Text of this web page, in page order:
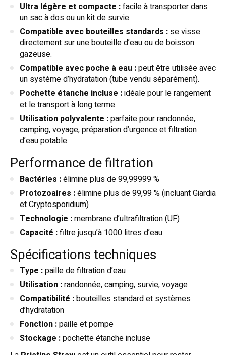
Ultra légère et compacte :facile à transporter dans
un sac à dos ou un kit de survie.
Compatible avec bouteilles standards : se visse
directement sur une bouteille d’eau ou de boisson
gazeuse.
Compatible avec poche à eau :peut être utilisée avec
un système d’hydratation (tube vendu séparément).
Pochette étanche incluse :idéale pour le rangement
et le transport à long terme.
Utilisation polyvalente :parfaite pour randonnée,
camping, voyage, préparation d’urgence et filtration
d’eau potable.
Performance de filtration
Bactéries :élimine plus de 99,99999 %
Protozoaires :élimine plus de 99,99 % (incluant Giardia
et Cryptosporidium)
Technologie :membrane d’ultrafiltration (UF)
Capacité :filtre jusqu’à 1000 litres d’eau
Spécifications techniques
Type :paille de filtration d’eau
Utilisation :randonnée, camping, survie, voyage
Compatibilité :bouteilles standard et systèmes
d’hydratation
Fonction :paille et pompe
Stockage :pochette étanche incluse